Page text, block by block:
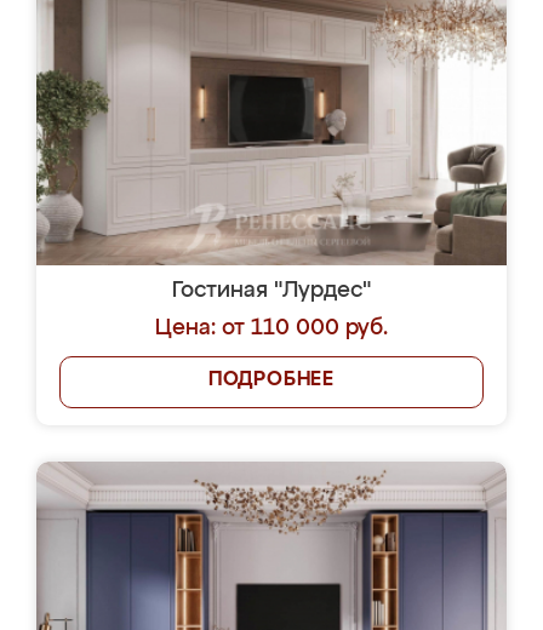
Гостиная "Лурдес"
Цена: от 110 000 руб.
ПОДРОБНЕЕ